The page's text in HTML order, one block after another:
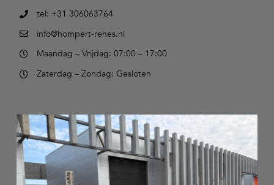
tel: +31 306063764
info@hompert-renes.nl
Maandag – Vrijdag: 07:00 – 17:00
Zaterdag – Zondag: Gesloten